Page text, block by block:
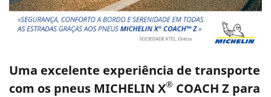
Uma excelente experiência de transporte
com os pneus MICHELIN X® COACH Z para